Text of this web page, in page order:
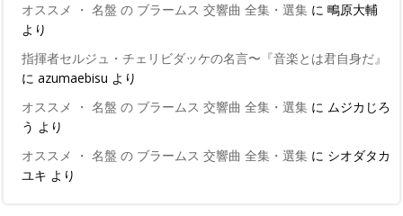
オススメ ・ 名盤 の ブラームス 交響曲 全集・選集 に 鴫原大輔
より
指揮者セルジュ・チェリビダッケの名言〜『音楽とは君自身だ』
に azumaebisu より
オススメ ・ 名盤 の ブラームス 交響曲 全集・選集 に ムジカじろ
う より
オススメ ・ 名盤 の ブラームス 交響曲 全集・選集 に シオダタカ
ユキ より